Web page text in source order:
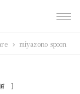
miyazono spoon